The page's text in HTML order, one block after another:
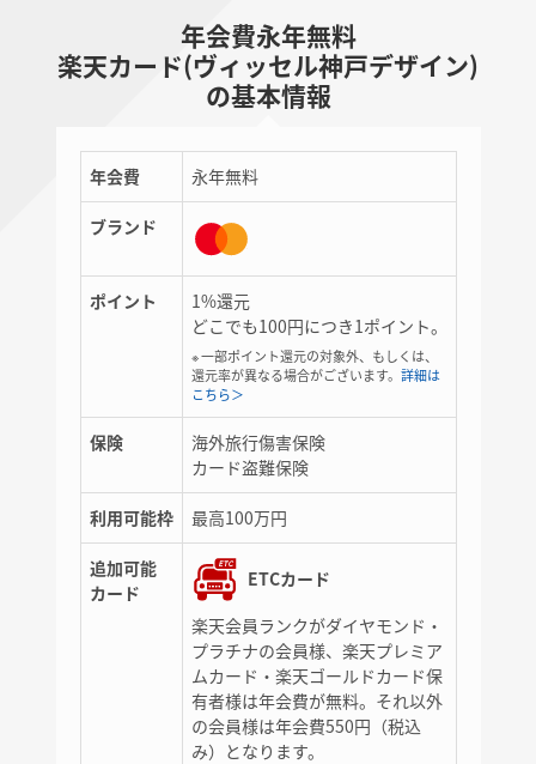
年会費永年無料
楽天カード(ヴィッセル神戸デザイン)
の基本情報
年会費 永年無料
ブランド
ポイント
1%還元
どこでも100円につき1ポイント。
※ 一部ポイント還元の対象外、もしくは、
還元率が異なる場合がございます。 詳細は
こちら＞
保険
海外旅行傷害保険
カード盗難保険
利用可能枠 最高100万円
追加可能
カード
ETCカード
楽天会員ランクがダイヤモンド・
プラチナの会員様、楽天プレミア
ムカード・楽天ゴールドカード保
有者様は年会費が無料。それ以外
の会員様は年会費550円（税込
み）となります。